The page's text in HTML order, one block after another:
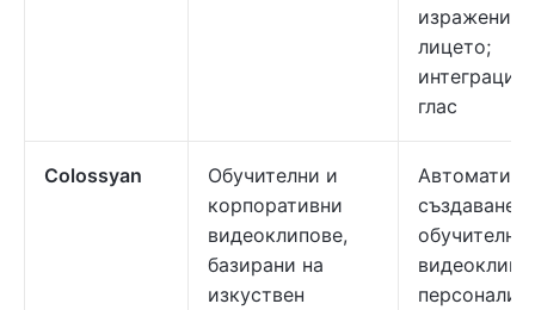
изражения
лицето;
интеграция
глас
Colossyan
Обучителни и
корпоративни
видеоклипове,
базирани на
изкуствен
създаване
обучителни